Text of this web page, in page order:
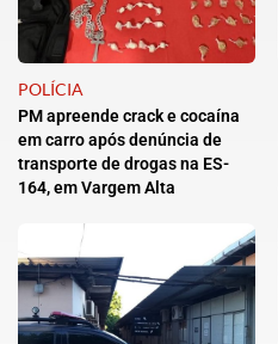
POLÍCIA
PM apreende crack e cocaína
em carro após denúncia de
transporte de drogas na ES-
164, em Vargem Alta